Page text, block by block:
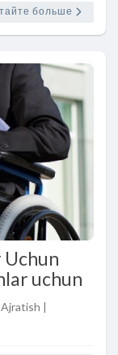
больше
Uchun
uchun
|